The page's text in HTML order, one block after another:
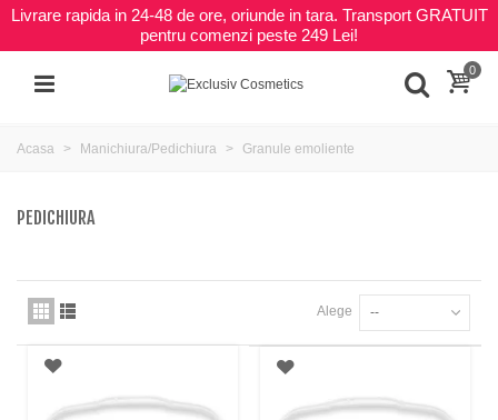
Livrare rapida in 24-48 de ore, oriunde in tara. Transport GRATUIT
pentru comenzi peste 249 Lei!
0
Acasa Manichiura/Pedichiura Granule emoliente
PEDICHIURA
Alege --